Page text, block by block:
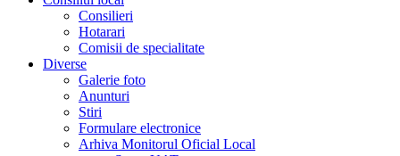
Consilieri
Hotarari
Comisii de specialitate
Diverse
Galerie foto
Anunturi
Stiri
Formulare electronice
Arhiva Monitorul Oficial Local